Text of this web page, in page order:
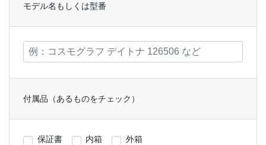
モデル名もしくは型番
付属品（あるものをチェック）
保証書 内箱 外箱